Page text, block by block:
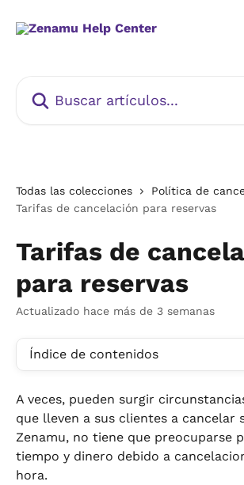
Todas las colecciones
Política de
Tarifas de cancelación para reservas
Tarifas de
para reservas
Actualizado hace más de 3 semanas
Índice de contenidos
A veces, pueden surgir
que lleven a sus clientes a cancelar
Zenamu, no tiene que preocuparse
tiempo y dinero debido a
hora.